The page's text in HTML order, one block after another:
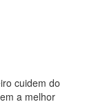
cuidem do
a melhor